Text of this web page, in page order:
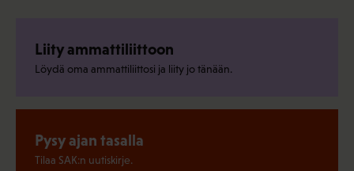
Liity ammattiliittoon
Löydä oma ammattiliittosi ja liity jo tänään.
Pysy ajan tasalla
Tilaa SAK:n uutiskirje.